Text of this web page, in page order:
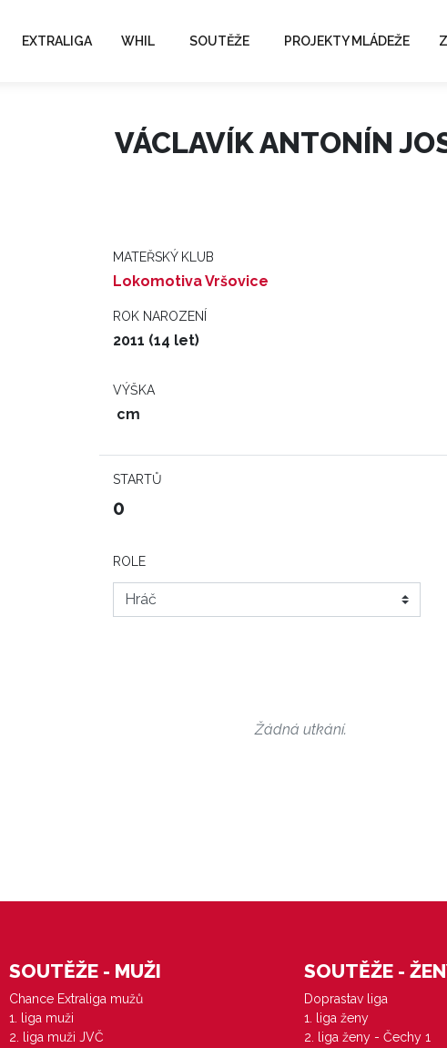
EXTRALIGA WHIL SOUTĚŽE PROJEKTY MLÁDEŽE
VÁCLAVÍK ANTONÍN
MATEŘSKÝ KLUB
Lokomotiva Vršovice
ROK NAROZENÍ
2011 (14 let)
VÝŠKA
cm
STARTŮ
0
ROLE
Žádná utkání.
SOUTĚŽE - MUŽI
Chance Extraliga mužů
1. liga muži
2. liga muži JVČ
SOUTĚŽE -
Doprastav liga
1. liga ženy
2. liga ženy - Čechy 1